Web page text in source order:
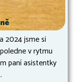
2024 jsme si
v rytmu
paní asistentky